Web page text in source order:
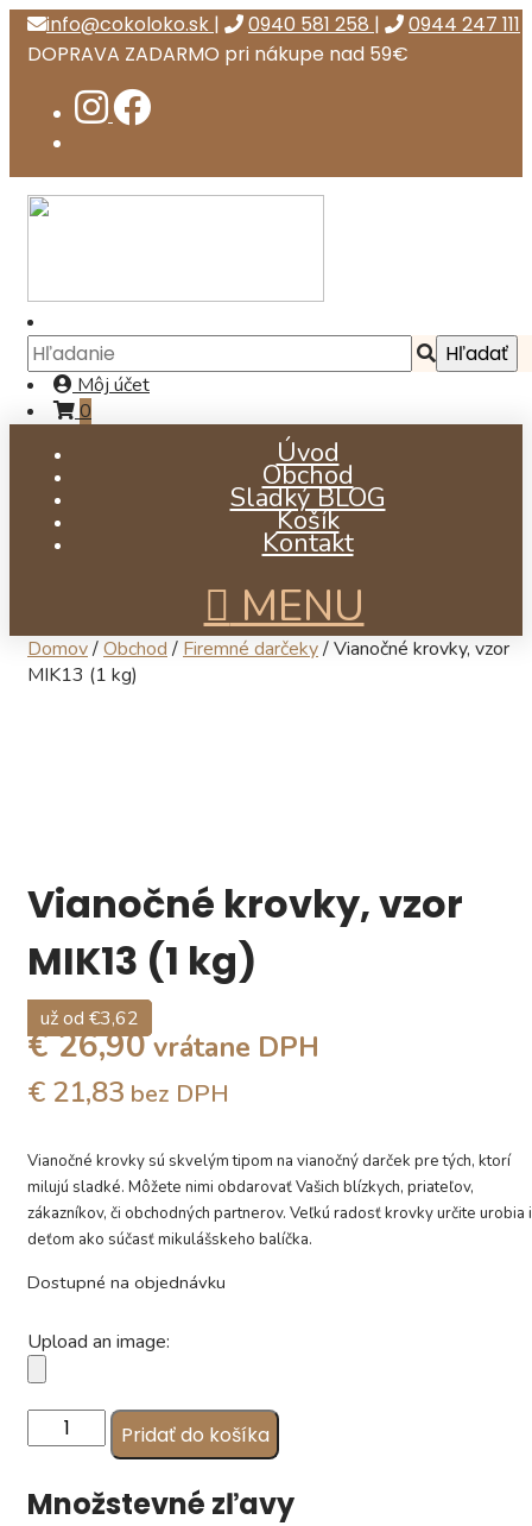
info@cokoloko.sk | 0940 581 258 |
0944 247 111
DOPRAVA ZADARMO pri nákupe nad 59€
Môj účet
0
Úvod
Obchod
Sladký BLOG
Košík
Kontakt
MENU
Domov/Obchod / Firemné darčeky/ Vianočné krovky, vzor
MIK13 (1 kg)
Vianočné krovky, vzor
MIK13 (1 kg)
€ 26,90vrátane DPH
€ 21,83 bez DPH
Vianočné krovky sú skvelým tipom na vianočný darček pre tých, ktorí
milujú sladké. Môžete nimi obdarovať Vašich blízkych, priateľov,
zákazníkov, či obchodných partnerov. Veľkú radosť krovky určite urobia i
deťom ako súčasť mikulášskeho balíčka.
Dostupné na objednávku
Upload an image:
množstvo
Vianočné
vzor
Pridať do košíka
Množstevné zľavy
už od €3,84
už od €4,66
už od €4,97
už od €3,62